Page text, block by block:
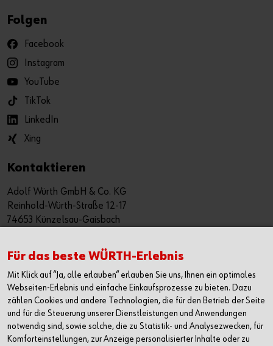
Folgen
Facebook
Instagram
YouTube
TikTok
LinkedIn
Xing
Kontaktieren
Adolf Würth GmbH & Co. KG
Reinhold-Würth-Straße 12-17
74653 Künzelsau-Gaisbach
Alle Kontaktmöglichkeiten
+49 7940 15-2400
info@wuerth.com
Für das beste WÜRTH-Erlebnis
Mit Klick auf “Ja, alle erlauben“ erlauben Sie uns, Ihnen ein optimales
Webseiten-Erlebnis und einfache Einkaufsprozesse zu bieten. Dazu
zählen Cookies und andere Technologien, die für den Betrieb der Seite
und für die Steuerung unserer Dienstleistungen und Anwendungen
notwendig sind, sowie solche, die zu Statistik- und Analysezwecken, für
Komforteinstellungen, zur Anzeige personalisierter Inhalte oder zu